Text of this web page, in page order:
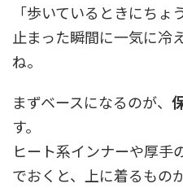
「歩いているときにちょ
止まった瞬間に一気に冷
ね。
まずベースになるのが、
す。
ヒート系インナーや厚手
でおくと、上に着るもの